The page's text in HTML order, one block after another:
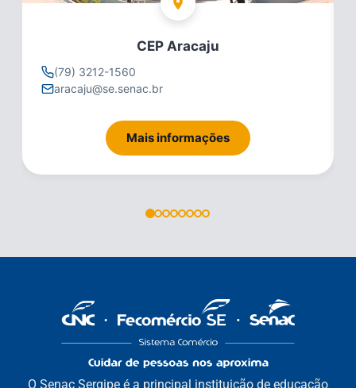
CEP Itabaiana
(79) 3212-1560
79998153337
Mais informações
O Senac Sergipe é a principal instituição de educação